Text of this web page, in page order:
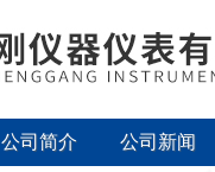
公司简介 公司新闻